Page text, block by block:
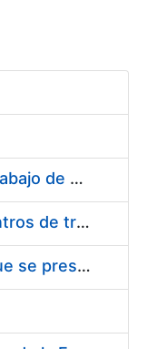
Suministro de Protectores Auditivos a medida para las personas trabajadoras de los Centros de Trabajo de Madrid y Burgos
Suministro de gafas graduadas antiproyecciones para los trabajadores de la FNMT-RCM en los centros de trabajo de Madrid y Burgos
Servicios de una empresa externa para el asesoramiento y resolución de los recursos de alzada que se presentan relacionados con procesos de selección para la FNMT-RCM